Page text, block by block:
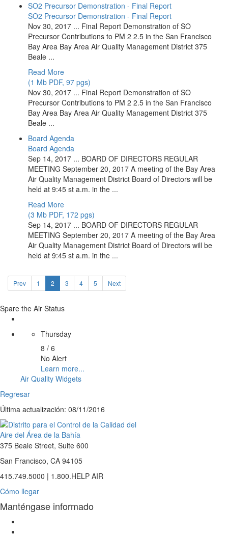
SO2 Precursor Demonstration - Final Report
SO2 Precursor Demonstration - Final Report
Nov 30, 2017 ... Final Report Demonstration of SO
Precursor Contributions to PM 2 2.5 in the San Francisco
Bay Area Bay Area Air Quality Management District 375
Beale ...
Read More
(1 Mb PDF, 97 pgs)
Nov 30, 2017 ... Final Report Demonstration of SO
Precursor Contributions to PM 2 2.5 in the San Francisco
Bay Area Bay Area Air Quality Management District 375
Beale ...
Board Agenda
Board Agenda
Sep 14, 2017 ... BOARD OF DIRECTORS REGULAR
MEETING September 20, 2017 A meeting of the Bay Area
Air Quality Management District Board of Directors will be
held at 9:45 st a.m. in the ...
Read More
(3 Mb PDF, 172 pgs)
Sep 14, 2017 ... BOARD OF DIRECTORS REGULAR
MEETING September 20, 2017 A meeting of the Bay Area
Air Quality Management District Board of Directors will be
held at 9:45 st a.m. in the ...
Prev 1 2 3 4 5 Next
Spare the Air Status
Thursday
8 / 6
No Alert
Learn more...
Air Quality Widgets
Regresar
Última actualización: 08/11/2016
375 Beale Street, Suite 600
San Francisco, CA 94105
415.749.5000 | 1.800.HELP AIR
Cómo llegar
Manténgase informado